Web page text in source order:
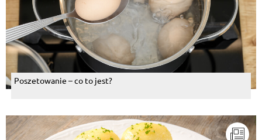
Poszetowanie – co to jest?